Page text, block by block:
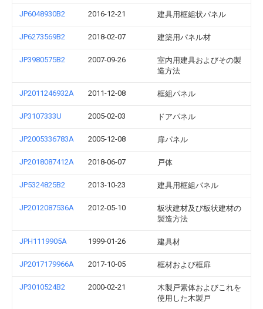
JP6048930B2 2016-12-21 建具用框組状パネル
JP6273569B2 2018-02-07 建築用パネル材
JP3980575B2 2007-09-26
室内用建具およびその製
造方法
JP2011246932A 2011-12-08 框組パネル
JP3107333U 2005-02-03 ドアパネル
JP2005336783A 2005-12-08 扉パネル
JP2018087412A 2018-06-07 戸体
JP5324825B2 2013-10-23 建具用框組パネル
JP2012087536A 2012-05-10
板状建材及び板状建材の
製造方法
JPH1119905A 1999-01-26 建具材
JP2017179966A 2017-10-05 框材および框扉
JP3010524B2 2000-02-21
木製戸素体およびこれを
使用した木製戸